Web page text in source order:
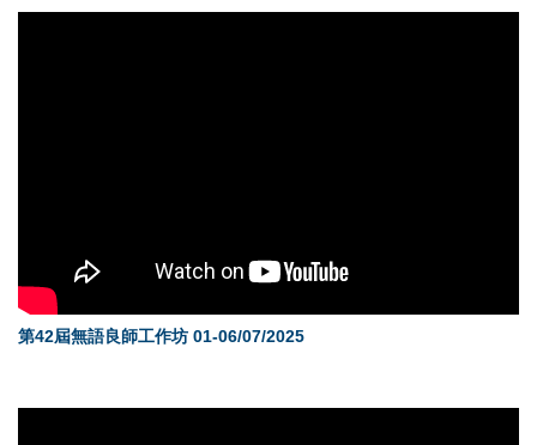
第42屆無語良師工作坊 01-06/07/2025